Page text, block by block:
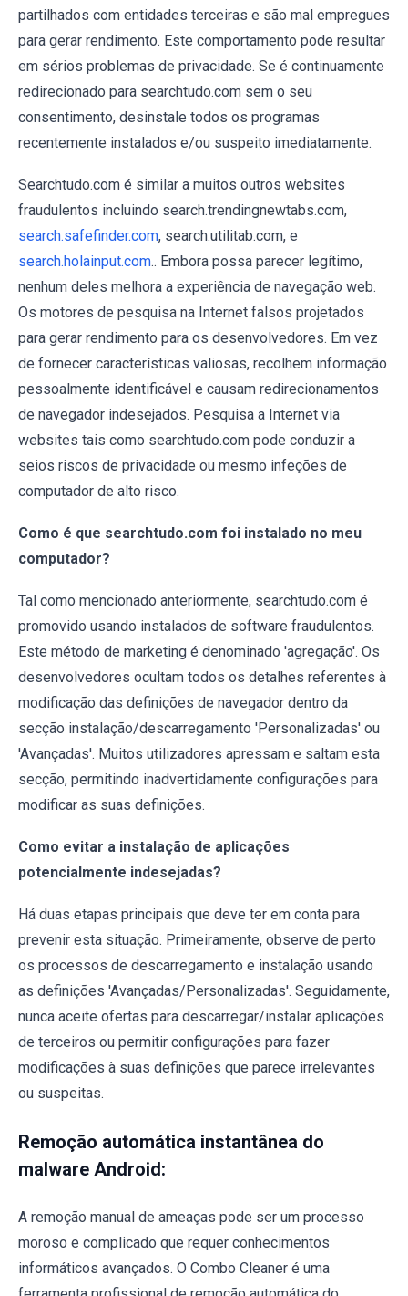
partilhados com entidades terceiras e são mal empregues
para gerar rendimento. Este comportamento pode resultar
em sérios problemas de privacidade. Se é continuamente
redirecionado para searchtudo.com sem o seu
consentimento, desinstale todos os programas
recentemente instalados e/ou suspeito imediatamente.
Searchtudo.com é similar a muitos outros websites
fraudulentos incluindo search.trendingnewtabs.com,
search.safefinder.com, search.utilitab.com, e
search.holainput.com.. Embora possa parecer legítimo,
nenhum deles melhora a experiência de navegação web.
Os motores de pesquisa na Internet falsos projetados
para gerar rendimento para os desenvolvedores. Em vez
de fornecer características valiosas, recolhem informação
pessoalmente identificável e causam redirecionamentos
de navegador indesejados. Pesquisa a Internet via
websites tais como searchtudo.com pode conduzir a
seios riscos de privacidade ou mesmo infeções de
computador de alto risco.
Como é que searchtudo.com foi instalado no meu
computador?
Tal como mencionado anteriormente, searchtudo.com é
promovido usando instalados de software fraudulentos.
Este método de marketing é denominado 'agregação'. Os
desenvolvedores ocultam todos os detalhes referentes à
modificação das definições de navegador dentro da
secção instalação/descarregamento 'Personalizadas' ou
'Avançadas'. Muitos utilizadores apressam e saltam esta
secção, permitindo inadvertidamente configurações para
modificar as suas definições.
Como evitar a instalação de aplicações
potencialmente indesejadas?
Há duas etapas principais que deve ter em conta para
prevenir esta situação. Primeiramente, observe de perto
os processos de descarregamento e instalação usando
as definições 'Avançadas/Personalizadas'. Seguidamente,
nunca aceite ofertas para descarregar/instalar aplicações
de terceiros ou permitir configurações para fazer
modificações à suas definições que parece irrelevantes
ou suspeitas.
Remoção automática instantânea do
malware Android:
A remoção manual de ameaças pode ser um processo
moroso e complicado que requer conhecimentos
informáticos avançados. O Combo Cleaner é uma